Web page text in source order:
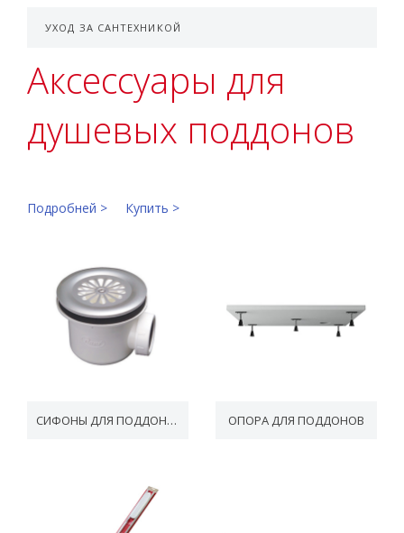
УХОД ЗА САНТЕХНИКОЙ
Аксессуары для
душевых поддонов
Подробней > Купить >
СИФОНЫ ДЛЯ ПОДДОНОВ ОПОРА ДЛЯ ПОДДОНОВ